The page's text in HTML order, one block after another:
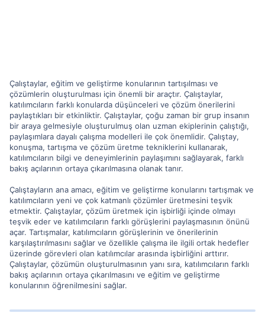
Çalıştaylar, eğitim ve geliştirme konularının tartışılması ve
çözümlerin oluşturulması için önemli bir araçtır. Çalıştaylar,
katılımcıların farklı konularda düşünceleri ve çözüm önerilerini
paylaştıkları bir etkinliktir. Çalıştaylar, çoğu zaman bir grup insanın
bir araya gelmesiyle oluşturulmuş olan uzman ekiplerinin çalıştığı,
paylaşımlara dayalı çalışma modelleri ile çok önemlidir. Çalıştay,
konuşma, tartışma ve çözüm üretme tekniklerini kullanarak,
katılımcıların bilgi ve deneyimlerinin paylaşımını sağlayarak, farklı
bakış açılarının ortaya çıkarılmasına olanak tanır.
Çalıştayların ana amacı, eğitim ve geliştirme konularını tartışmak ve
katılımcıların yeni ve çok katmanlı çözümler üretmesini teşvik
etmektir. Çalıştaylar, çözüm üretmek için işbirliği içinde olmayı
teşvik eder ve katılımcıların farklı görüşlerini paylaşmasının önünü
açar. Tartışmalar, katılımcıların görüşlerinin ve önerilerinin
karşılaştırılmasını sağlar ve özellikle çalışma ile ilgili ortak hedefler
üzerinde görevleri olan katılımcılar arasında işbirliğini arttırır.
Çalıştaylar, çözümün oluşturulmasının yanı sıra, katılımcıların farklı
bakış açılarının ortaya çıkarılmasını ve eğitim ve geliştirme
konularının öğrenilmesini sağlar.